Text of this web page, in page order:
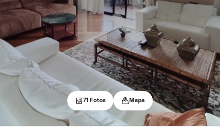
71 Fotos Mapa